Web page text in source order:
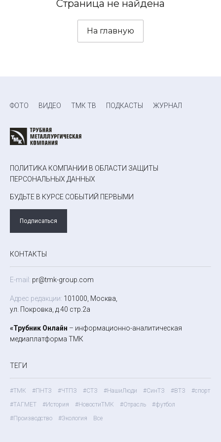
Страница не найдена
На главную
ФОТО ВИДЕО ТМК ТВ ПОДКАСТЫ ЖУРНАЛ
ПОЛИТИКА КОМПАНИИ В ОБЛАСТИ ЗАЩИТЫ
ПЕРСОНАЛЬНЫХ ДАННЫХ
БУДЬТЕ В КУРСЕ СОБЫТИЙ ПЕРВЫМИ
Подписаться
КОНТАКТЫ
E-mail: pr@tmk-group.com
Адрес редакции: 101000, Москва,
ул. Покровка, д.40 стр.2а
«Трубник Онлайн – информационно-аналитическая
медиаплатформа ТМК
ТЕГИ
#ТМК #ПНТЗ #ЧТПЗ #СТЗ #НашиЛюди #СинТЗ #ВТЗ
#спорт
#ТАГМЕТ
#История #НовостиТМК #Отрасль
#футбол
#Производство
#Экология Все